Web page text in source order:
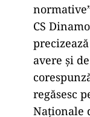
CS
avere și
regăsesc
Naționale